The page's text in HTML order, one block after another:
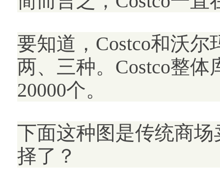
要知道，Costco和沃
两、三种。Costco整
20000个。
下面这种图是传统商
择了？